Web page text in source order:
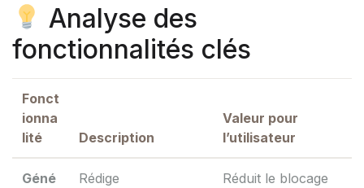
Analyse des
fonctionnalités clés
Fonct
ionna
lité
Description
Valeur pour
l’utilisateur
Géné
Rédige
Réduit le blocage